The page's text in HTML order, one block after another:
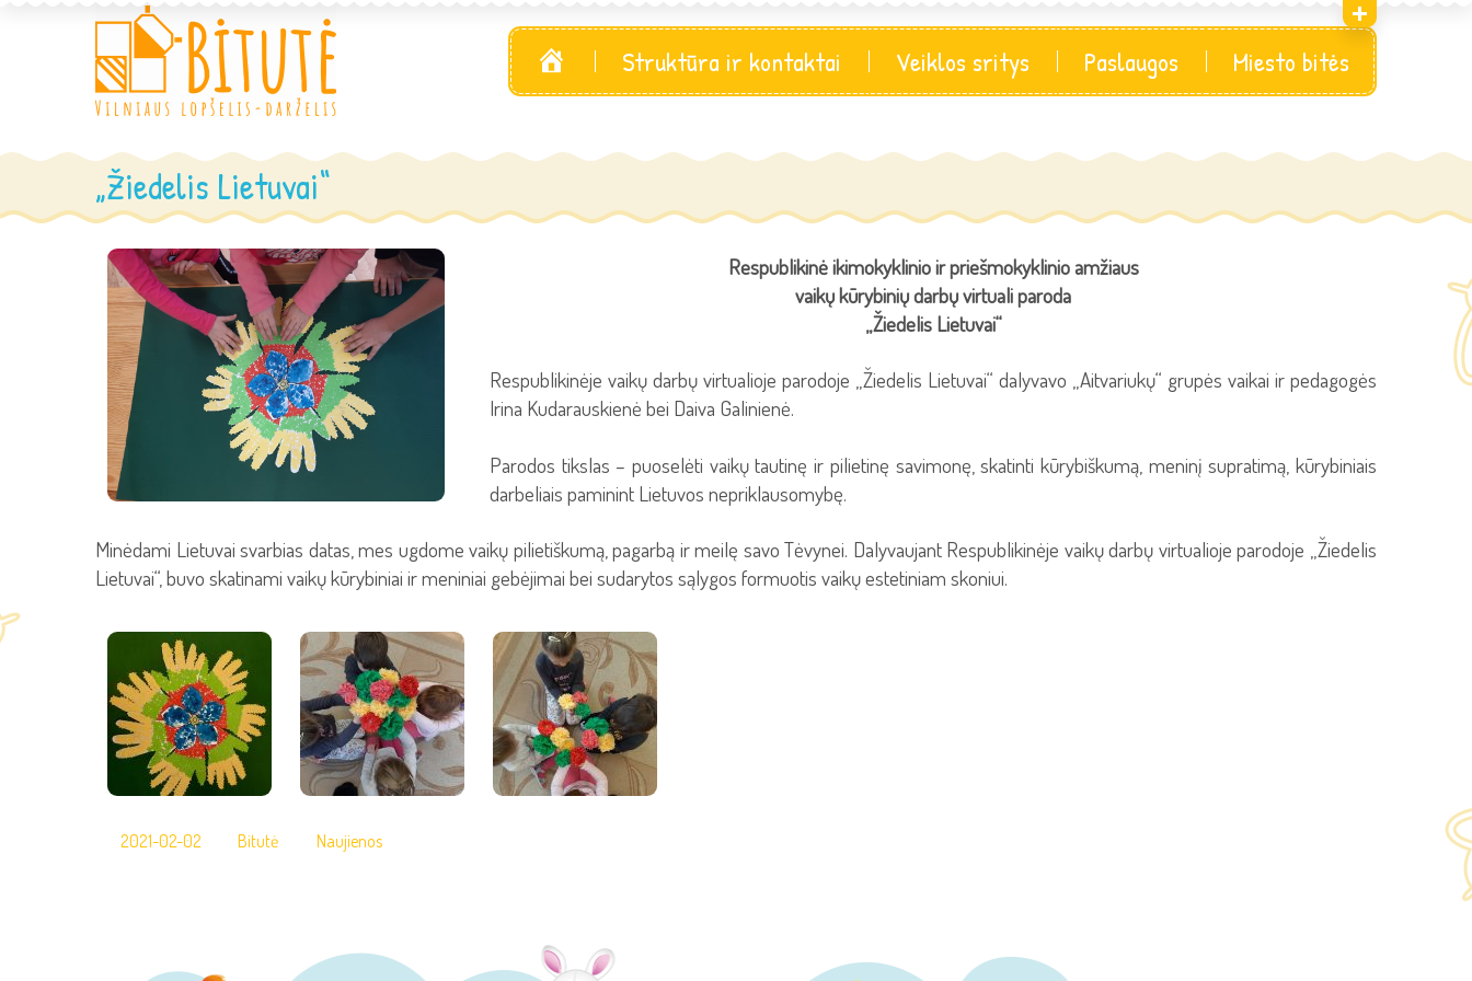
Pagrindinis
Struktūra ir kontaktai Veiklos sritys Paslaugos Miesto bitės
„Žiedelis Lietuvai“
Respublikinė ikimokyklinio ir priešmokyklinio amžiaus
vaikų kūrybinių darbų virtuali paroda
„Žiedelis Lietuvai“
Respublikinėje vaikų darbų virtualioje parodoje „Žiedelis Lietuvai“ dalyvavo „Aitvariukų“ grupės vaikai ir pedagogės
Irina Kudarauskienė bei Daiva Galinienė.
Parodos tikslas – puoselėti vaikų tautinę ir pilietinę savimonę, skatinti kūrybiškumą, meninį supratimą, kūrybiniais
darbeliais paminint Lietuvos nepriklausomybę.
Minėdami Lietuvai svarbias datas, mes ugdome vaikų pilietiškumą, pagarbą ir meilę savo Tėvynei. Dalyvaujant Respublikinėje vaikų darbų virtualioje parodoje „Žiedelis
Lietuvai“, buvo skatinami vaikų kūrybiniai ir meniniai gebėjimai bei sudarytos sąlygos formuotis vaikų estetiniam skoniui.
2021-02-02 Bitutė Naujienos